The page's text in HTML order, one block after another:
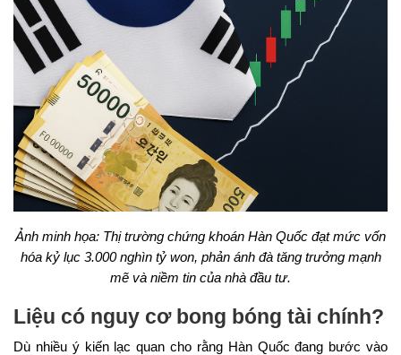
Ảnh minh họa: Thị trường chứng khoán Hàn Quốc đạt mức vốn
hóa kỷ lục 3.000 nghìn tỷ won, phản ánh đà tăng trưởng mạnh
mẽ và niềm tin của nhà đầu tư.
Liệu có nguy cơ bong bóng tài chính?
Dù nhiều ý kiến lạc quan cho rằng Hàn Quốc đang bước vào